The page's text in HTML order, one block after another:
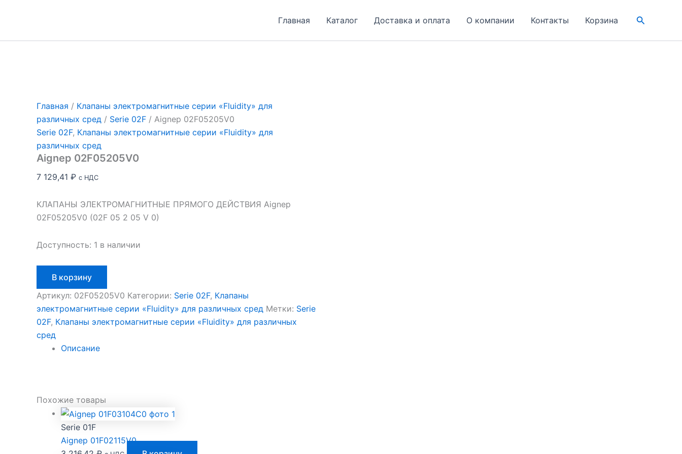
Главная Каталог Доставка и оплата О компании Контакты Корзина Поиск
Главная / Клапаны электромагнитные серии «Fluidity» для
различных сред / Serie 02F / Aignep 02F05205V0
Serie 02F, Клапаны электромагнитные серии «Fluidity» для
различных сред
Aignep 02F05205V0
7 129,41 ₽ с НДС
КЛАПАНЫ ЭЛЕКТРОМАГНИТНЫЕ ПРЯМОГО ДЕЙСТВИЯ Aignep
02F05205V0 (02F 05 2 05 V 0)
Доступность: 1 в наличии
товара
Aignep
02F05205V0
В корзину
Артикул: 02F05205V0 Категории: Serie 02F, Клапаны
электромагнитные серии «Fluidity» для различных сред Метки: Serie
02F, Клапаны электромагнитные серии «Fluidity» для различных
сред
Описание
Похожие товары
Serie 01F
Aignep 01F02115V0